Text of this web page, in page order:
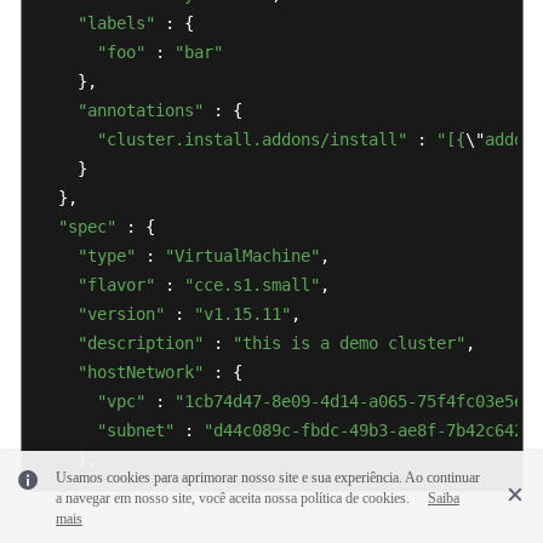
"labels"
: {
"foo"
:
"bar"
    },
"annotations"
: {
"cluster.install.addons/install"
: "[{\"
    }
  },
"spec"
: {
"type"
: "VirtualMachine" ,
"flavor"
: "cce.s1.small" ,
"version"
: "v1.15.11" ,
"description"
: "this is a demo cluster" ,
"hostNetwork"
: {
"vpc"
:
"1cb74d47-8e09-4d14-a065-75f4fc03e5eb"
"subnet"
:
"d44c089c-fbdc-49b3-ae8f-
"containerNetwork" : {
Usamos cookies para aprimorar nosso site e sua experiência. Ao continuar
a navegar em nosso site, você aceita nossa política de cookies.
Saiba
mais